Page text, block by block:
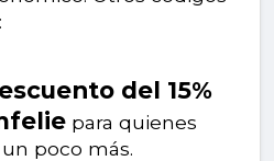
del 15%
para quienes
poco más.